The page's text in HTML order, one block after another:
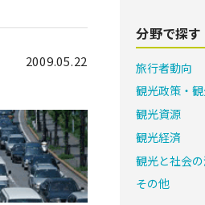
2009.05.22
分野で探す
旅行者動向
観光政策・
観光資源
観光経済
観光と社会
その他